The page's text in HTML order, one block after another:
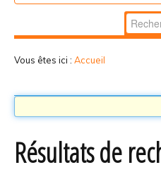
Vous êtes ici : Accueil
Résultats de